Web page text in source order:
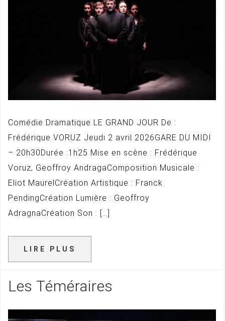
Comédie Dramatique LE GRAND JOUR De :
Frédérique VORUZ Jeudi 2 avril 2026GARE DU MIDI
– 20h30Durée :1h25 Mise en scène : Frédérique
Voruz, Geoffroy AndragaComposition Musicale :
Eliot MaurelCréation Artistique : Franck
PendingCréation Lumière : Geoffroy
AdragnaCréation Son : […]
LIRE PLUS
Les Téméraires